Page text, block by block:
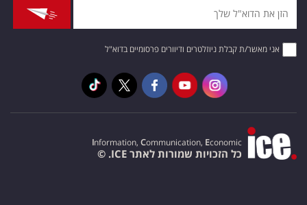
אני מאשר/ת קבלת ניוזלטרים ודיוורים פרסומיים בדוא"ל
Information, Communication, Economic
כל הזכויות שמורות לאתר ICE. ©